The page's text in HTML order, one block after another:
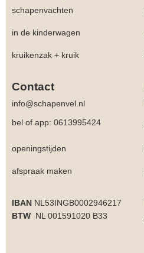
schapenvachten
in de kinderwagen
kruikenzak + kruik
Contact
info@schapenvel.nl
bel of app: 0613995424
openingstijden
afspraak maken
IBAN NL53INGB0002946217
BTW NL 001591020 B33